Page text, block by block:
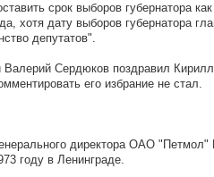
срок выборов губернатора
хотя дату выборов губернатора
депутатов".
Валерий Сердюков поздравил
его избрание не стал.
директора ОАО "Петмол"
году в Ленинграде.